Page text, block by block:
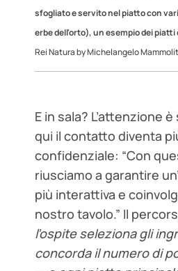
sfogliato e servito nel piatto con
erbe dell'orto), un esempio dei
Rei Natura by Michelangelo
E in sala? L’attenzione
qui il contatto diventa
confidenziale: “Con
riusciamo a garantire
più interattiva e
nostro tavolo.” Il
l’ospite seleziona gli
concorda il numero di